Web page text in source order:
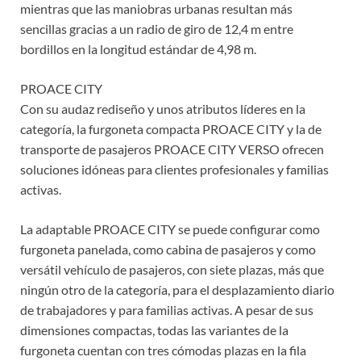
mientras que las maniobras urbanas resultan más
sencillas gracias a un radio de giro de 12,4 m entre
bordillos en la longitud estándar de 4,98 m.
PROACE CITY
Con su audaz rediseño y unos atributos líderes en la
categoría, la furgoneta compacta PROACE CITY y la de
transporte de pasajeros PROACE CITY VERSO ofrecen
soluciones idóneas para clientes profesionales y familias
activas.
La adaptable PROACE CITY se puede configurar como
furgoneta panelada, como cabina de pasajeros y como
versátil vehículo de pasajeros, con siete plazas, más que
ningún otro de la categoría, para el desplazamiento diario
de trabajadores y para familias activas. A pesar de sus
dimensiones compactas, todas las variantes de la
furgoneta cuentan con tres cómodas plazas en la fila